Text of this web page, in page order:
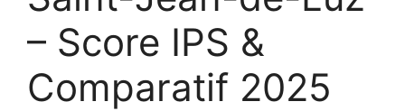
– Score IPS &
Comparatif 2025